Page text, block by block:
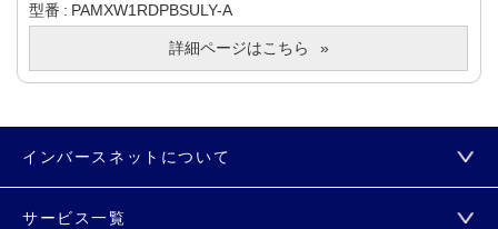
型番
PAMXW1RDPBSULY-A
詳細ページはこちら
インバースネットについて
サービス一覧